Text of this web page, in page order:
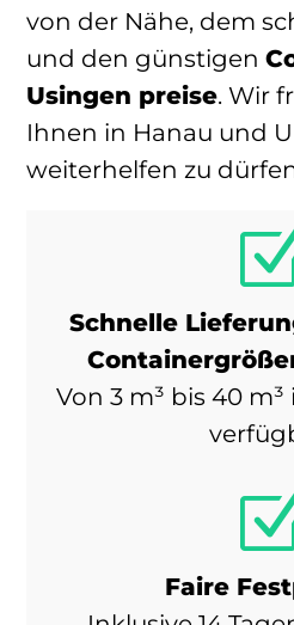
von der Nähe, dem
und den günstigen
Usingen preise. Wir
Ihnen in Hanau und
weiterhelfen zu
Schnelle
Von 3 m³ bis 40
Faire